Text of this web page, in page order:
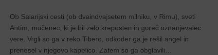
Ob Salarijski cesti (ob dvaindvajsetem milniku, v Rimu), sveti
Antím, mučenec, ki je bil zelo kreposten in goreč oznanjevalec
vere. Vrgli so ga v reko Tibero, odkoder ga je rešil angel in
prenesel v njegovo kapelico. Zatem so ga obglavili…